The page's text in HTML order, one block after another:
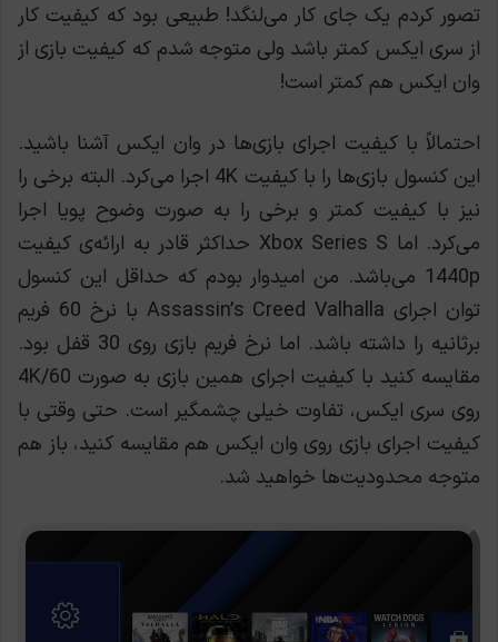
تصور کردم یک جای کار می‌لنگد! طبیعی بود که کیفیت کار
از سری ایکس کمتر باشد ولی متوجه شدم که کیفیت بازی از
وان ایکس هم کمتر است!
احتمالاً با کیفیت اجرای بازی‌ها در وان ایکس آشنا باشید.
این کنسول بازی‌ها را با کیفیت 4K اجرا می‌کرد. البته برخی را
نیز با کیفیت کمتر و برخی را به صورت وضوح پویا اجرا
می‌کرد. اما Xbox Series S حداکثر قادر به ارائه‌ی کیفیت
1440p می‌باشد. من امیدوار بودم که حداقل این کنسول
توان اجرای Assassin’s Creed Valhalla با نرخ 60 فریم
برثانیه را داشته باشد. اما نرخ فریم بازی روی 30 قفل بود.
مقایسه کنید با کیفیت اجرای همین بازی به صورت 4K/60
روی سری ایکس، تفاوت خیلی چشمگیر است. حتی وقتی با
کیفیت اجرای بازی روی وان ایکس هم مقایسه کنید، باز هم
متوجه محدودیت‌ها خواهید شد.